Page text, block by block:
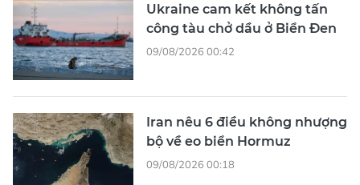
Ukraine cam kết không tấn
công tàu chở dầu ở Biển Đen
09/08/2026 00:42
Iran nêu 6 điều không nhượng
bộ về eo biển Hormuz
09/08/2026 00:18